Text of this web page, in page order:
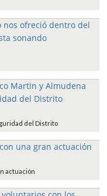
del Distrito
actuación